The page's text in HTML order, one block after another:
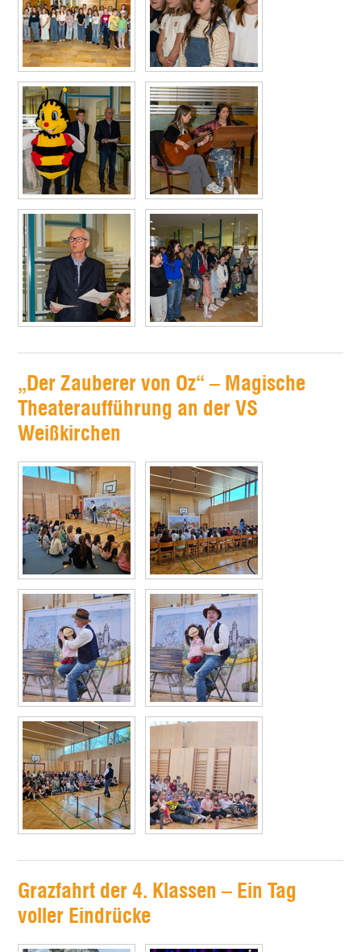
„Der Zauberer von Oz“ – Magische
Theateraufführung an der VS
Weißkirchen
Grazfahrt der 4. Klassen – Ein Tag
voller Eindrücke